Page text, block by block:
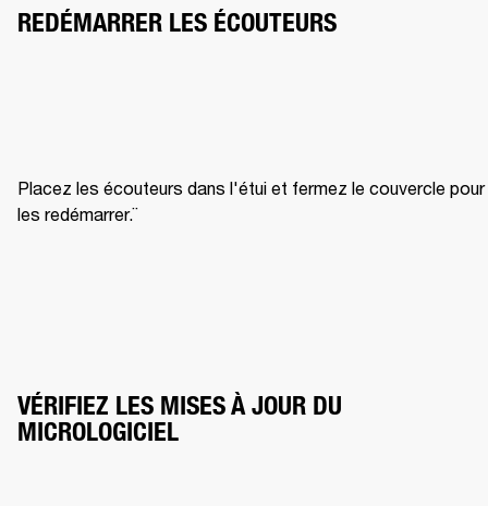
REDÉMARRER LES ÉCOUTEURS
Placez les écouteurs dans l'étui et fermez le couvercle pour
les redémarrer.¨
VÉRIFIEZ LES MISES À JOUR DU
MICROLOGICIEL